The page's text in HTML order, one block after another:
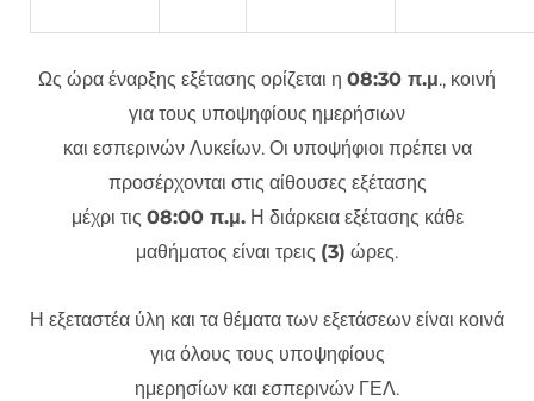
Ως ώρα έναρξης εξέτασης ορίζεται η 08:30 π.μ., κοινή
για τους υποψηφίους ημερήσιων
και εσπερινών Λυκείων. Οι υποψήφιοι πρέπει να
προσέρχονται στις αίθουσες εξέτασης
μέχρι τις 08:00 π.μ.Η διάρκεια εξέτασης κάθε
μαθήματος είναι τρεις (3) ώρες.
Η εξεταστέα ύλη και τα θέματα των εξετάσεων είναι κοινά
για όλους τους υποψηφίους
ημερησίων και εσπερινών ΓΕΛ.